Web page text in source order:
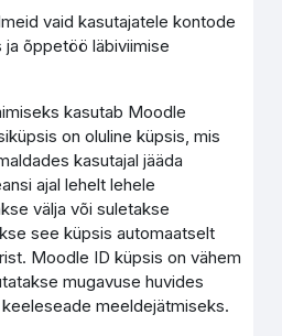
vaid kasutajatele kontode
õppetöö läbiviimise
kasutab Moodle
on oluline küpsis, mis
kasutajal jääda
ajal lehelt lehele
välja või suletakse
see küpsis automaatselt
Moodle ID küpsis on vähem
mugavuse huvides
meeldejätmiseks.